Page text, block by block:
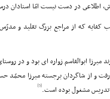
اطلاعى در دست نیست امّا استادان
کفایه که از مراجع بزرگ تقلید و
میرزا ابوالقاسم زواره اى بود و در
و از شاگردان برجسته میرزا محمّد
تدریس مشغول بوده است.[5]